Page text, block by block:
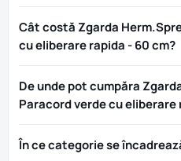
Cât costă Zgarda
cu eliberare rapida - 60 cm?
De unde pot cumpăra
Paracord verde cu eliberare
În ce categorie se